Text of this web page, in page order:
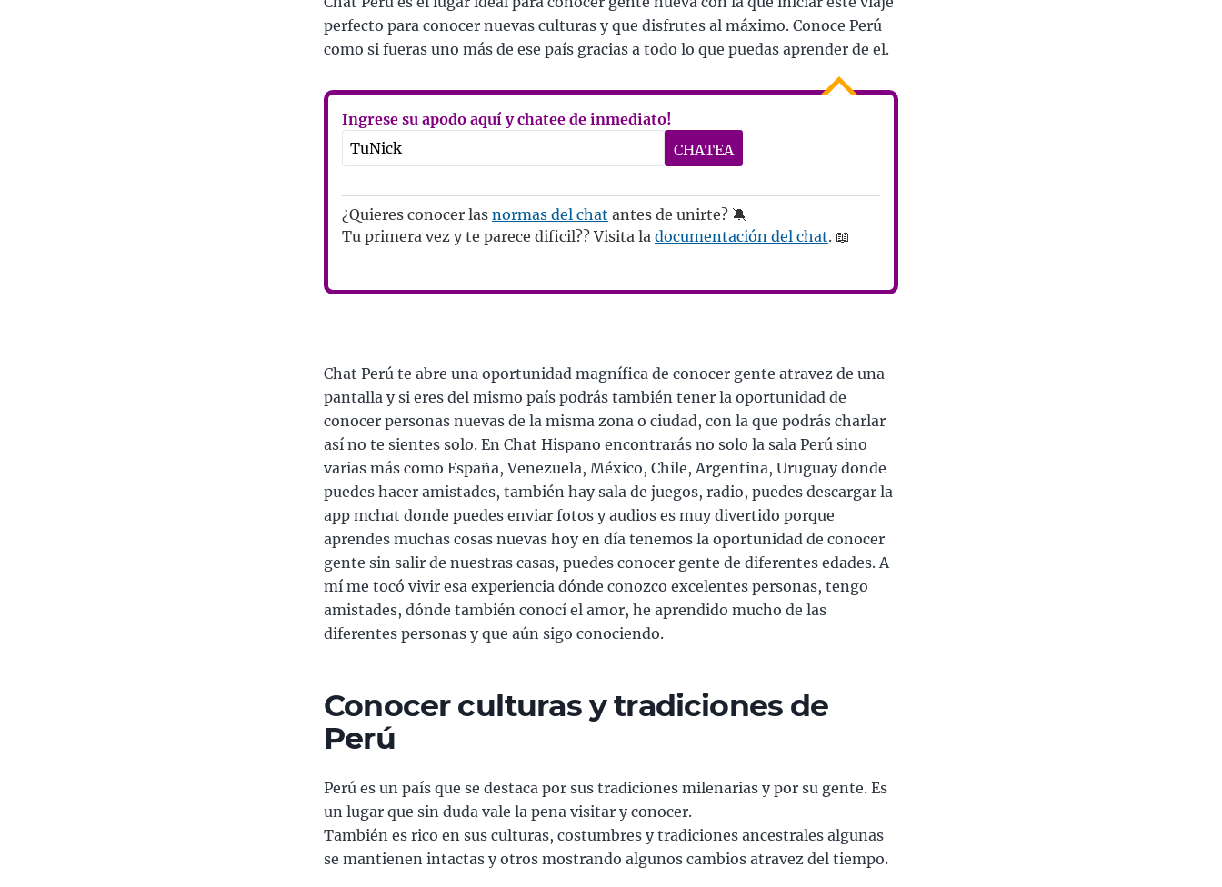
perfecto para conocer nuevas culturas y que disfrutes al máximo. Conoce Perú
como si fueras uno más de ese país gracias a todo lo que puedas aprender de el.
Ingrese su apodo aquí y chatee de inmediato!
¿Quieres conocer las normas del chat antes de unirte? 🔕
Tu primera vez y te parece dificil?? Visita la documentación del chat. 📖
Chat Perú te abre una oportunidad magnífica de conocer gente atravez de una
pantalla y si eres del mismo país podrás también tener la oportunidad de
conocer personas nuevas de la misma zona o ciudad, con la que podrás charlar
así no te sientes solo. En Chat Hispano encontrarás no solo la sala Perú sino
varias más como España, Venezuela, México, Chile, Argentina, Uruguay donde
puedes hacer amistades, también hay sala de juegos, radio, puedes descargar la
app mchat donde puedes enviar fotos y audios es muy divertido porque
aprendes muchas cosas nuevas hoy en día tenemos la oportunidad de conocer
gente sin salir de nuestras casas, puedes conocer gente de diferentes edades. A
mí me tocó vivir esa experiencia dónde conozco excelentes personas, tengo
amistades, dónde también conocí el amor, he aprendido mucho de las
diferentes personas y que aún sigo conociendo.
Conocer culturas y tradiciones de
Perú
Perú es un país que se destaca por sus tradiciones milenarias y por su gente. Es
un lugar que sin duda vale la pena visitar y conocer.
También es rico en sus culturas, costumbres y tradiciones ancestrales algunas
se mantienen intactas y otros mostrando algunos cambios atravez del tiempo.